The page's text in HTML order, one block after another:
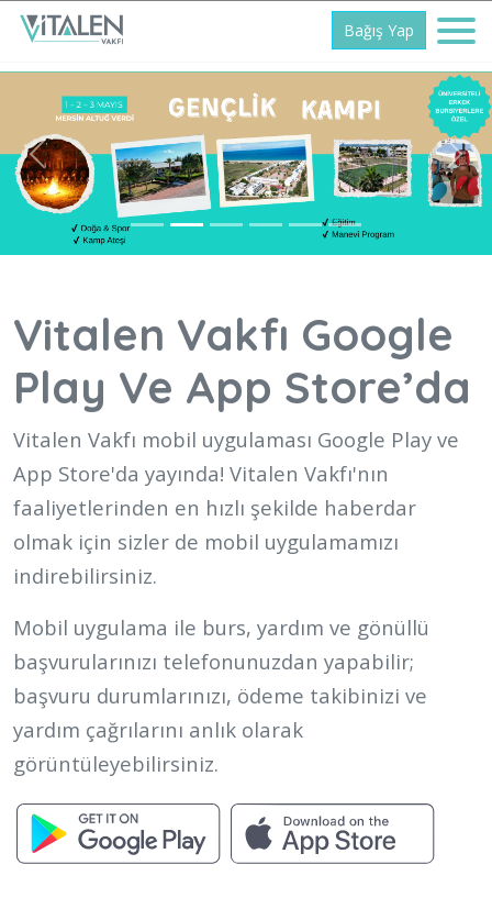
Bağış Yap
Previous Next
Vitalen Vakfı Google
Play Ve App Store’da
Vitalen Vakfı mobil uygulaması Google Play ve
App Store'da yayında! Vitalen Vakfı'nın
faaliyetlerinden en hızlı şekilde haberdar
olmak için sizler de mobil uygulamamızı
indirebilirsiniz.
Mobil uygulama ile burs, yardım ve gönüllü
başvurularınızı telefonunuzdan yapabilir;
başvuru durumlarınızı, ödeme takibinizi ve
yardım çağrılarını anlık olarak
görüntüleyebilirsiniz.